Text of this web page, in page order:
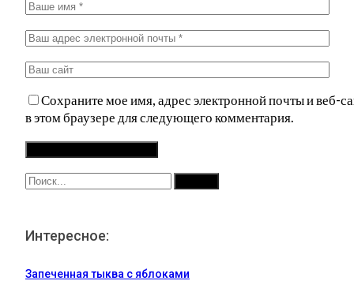
Сохраните мое имя, адрес электронной почты и веб-
в этом браузере для следующего комментария.
Интересное:
Запеченная тыква с яблоками